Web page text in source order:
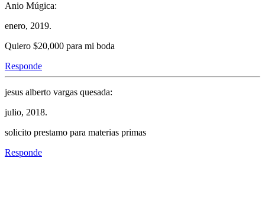
Anio Múgica:
enero, 2019.
Quiero $20,000 para mi boda
Responde
jesus alberto vargas quesada:
julio, 2018.
solicito prestamo para materias primas
Responde